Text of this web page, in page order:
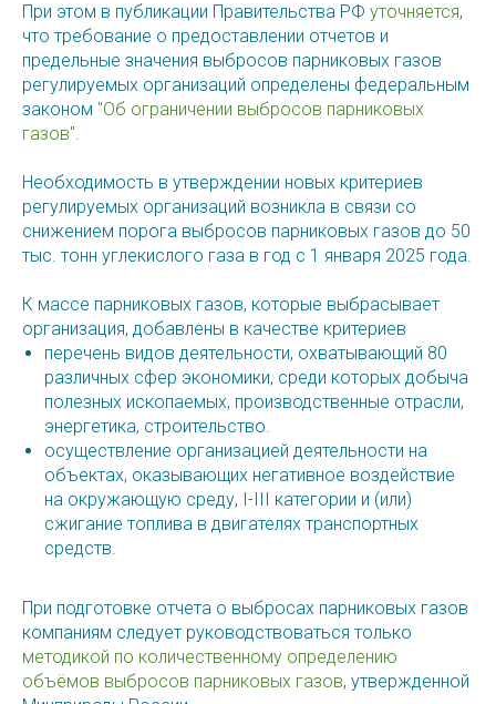
При этом в публикации Правительства РФ уточняется,
что требование о предоставлении отчетов и
предельные значения выбросов парниковых газов
регулируемых организаций определены федеральным
законом "Об ограничении выбросов парниковых
газов".
Необходимость в утверждении новых критериев
регулируемых организаций возникла в связи со
снижением порога выбросов парниковых газов до 50
тыс. тонн углекислого газа в год с 1 января 2025 года.
К массе парниковых газов, которые выбрасывает
организация, добавлены в качестве критериев
перечень видов деятельности, охватывающий 80
различных сфер экономики, среди которых добыча
полезных ископаемых, производственные отрасли,
энергетика, строительство.
осуществление организацией деятельности на
объектах, оказывающих негативное воздействие
на окружающую среду, I-III категории и (или)
сжигание топлива в двигателях транспортных
средств.
При подготовке отчета о выбросах парниковых газов
компаниям следует руководствоваться только
методикой по количественному определению
объёмов выбросов парниковых газов, утвержденной